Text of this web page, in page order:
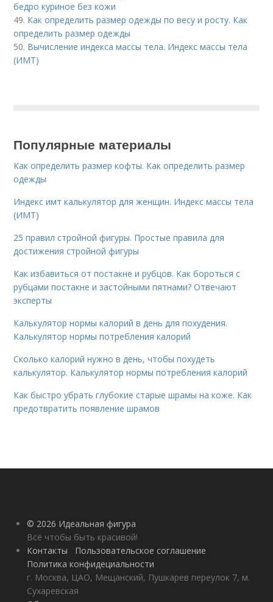
бедро куриное без кожи
49. Как определить размер одежды по весу и росту. Как
определить размер одежды
50. Вычисление индекса массы тела. Индекс массы тела
(ИМТ)
Популярные материалы
Как определить размер кофты. Как определить размер
одежды
Индекс имт калькулятор для женщин. Индекс массы тела
(ИМТ)
25 правил стройной фигуры. Простые правила для
достижения стройной фигуры
Как избавиться от постакне и рубцов. Как бороться с
рубцами постакне и застойными пятнами? Отвечают
эксперты
Калькулятор нормы калорий в день для похудения.
Калькулятор нормы потребления калорий
Сколько калорий нужно в день, чтобы похудеть
калькулятор. Калькулятор нормы потребления калорий
Как быстро убрать глубокие старые шрамы на коже. Как
предотвратить появление шрамов
© 2026 Идеальная фигура
Всё чтобы быть красивой!
Контакты
Пользовательское соглашение
Политика конфидециальности
г. Москва, ЦАО, Мещанский, Пушкарев переулок 7, м.
Сухаревская